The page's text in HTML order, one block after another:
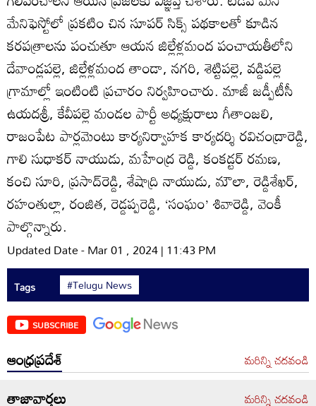
మేనిఫెస్టోలో ప్రకటిం చిన సూపర్‌ సిక్స్‌ పథకాలతో కూడిన
కరపత్రాలను పంచుతూ ఆయన జిల్లేళ్లమంద పంచాయతీలోని
దేవాండ్లపల్లె, జిల్లేళ్లమంద తాండా, నగరి, శెట్టిపల్లె, వడ్డిపల్లె
గ్రామాల్లో ఇంటింటి ప్రచారం నిర్వహించారు. మాజీ జడ్పీటీసీ
ఉయదశ్రీ, కేవీపల్లె మండల పార్టీ అధ్యక్షురాలు గీతాంజలి,
రాజంపేట పార్లమెంటు కార్యనిర్వాహక కార్యదర్శి రవిచంద్రారెడ్డి,
గాలి సుధాకర్‌ నాయుడు, మహేంద్ర రెడ్డి, కంకడ్టర్‌ రమణ,
కంచి సూరి, ప్రసాద్‌రెడ్డి, శేషాద్రి నాయుడు, మౌలా, రెడ్డిశేఖర్‌,
రహంతుల్లా, రంజిత, రెడ్డప్పరెడ్డి, ‘సంఘం’ శివారెడ్డి, వెంకీ
పాల్గొన్నారు.
Updated Date - Mar 01 , 2024 | 11:43 PM
Tags #Telugu News
SUBSCRIBE
ఆంధ్రప్రదేశ్ మరిన్ని చదవండి
తాజావార్తలు మరిన్ని చదవండి